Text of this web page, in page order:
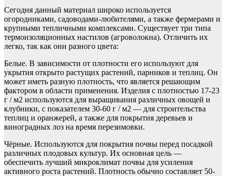
Сегодня данный материал широко используется
огородниками, садоводами-любителями, а также фермерами и
крупными тепличными комплексами. Существует три типа
термоизоляционных настилов (агроволокна). Отличить их
легко, так как они разного цвета:
Белые. В зависимости от плотности его используют для
укрытия открыто растущих растений, парников и теплиц. Он
может иметь разную плотность, что является решающим
фактором в области применения. Изделия с плотностью 17-23
г / м2 используются для выращивания различных овощей и
клубники, с показателем 30-60 г / м2 — для строительства
теплиц и оранжерей, а также для покрытия деревьев и
виноградных лоз на время перезимовки.
Чёрные. Используются для покрытия почвы перед посадкой
различных плодовых культур. Их основная цель —
обеспечить лучший микроклимат почвы для усиления
активного роста растений. Плотность обычно составляет 50-